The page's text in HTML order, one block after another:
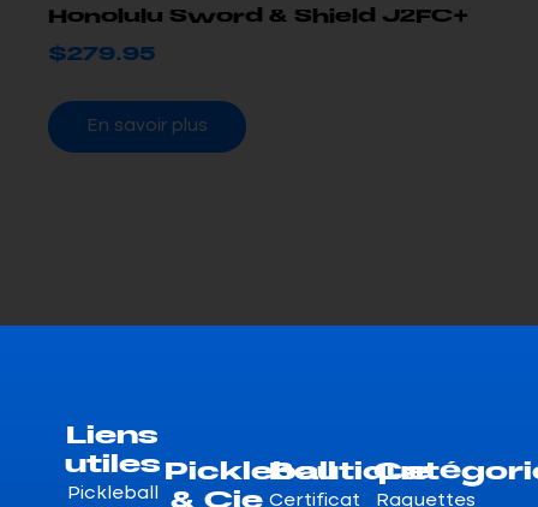
Honolulu Sword & Shield J2FC+
$279.95
En savoir plus
Liens
utiles
Pickleball
PickleballBoutique
Certificat Raquettes